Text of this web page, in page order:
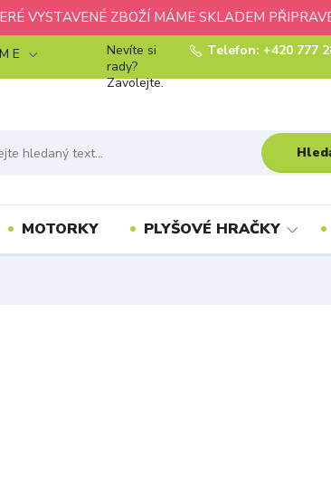
VYSTAVENÉ ZBOŽÍ MÁME SKLADEM
E
Nevíte si
rady?
Zavolejte.
Telefon: +420 777
MOTORKY PLYŠOVÉ HRAČKY